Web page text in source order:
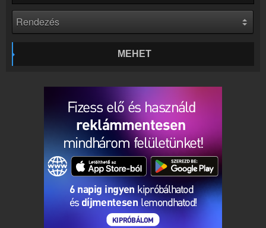
Online rádió készítés
Készítés lépésről lépésre
MEHET